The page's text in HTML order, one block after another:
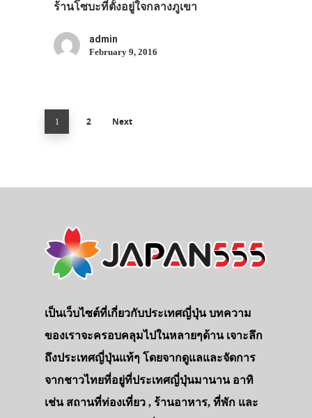
ร้านโซบะที่ตั้งอยู่ใจกลางภูเขา
admin
February 9, 2016
1 2 Next
เป็นเว็บไซต์ที่เกี่ยวกับประเทศญี่ปุ่น บทความ
ของเราจะครอบคลุมไปในหลายๆด้าน เจาะลึก
ถึงประเทศญี่ปุ่นแท้ๆ โดยจากดูแลและจัดการ
จากชาวไทยที่อยู่ที่ประเทศญี่ปุ่นมานาน อาทิ
เช่น สถานที่ท่องเที่ยว , ร้านอาหาร, ที่พัก และ